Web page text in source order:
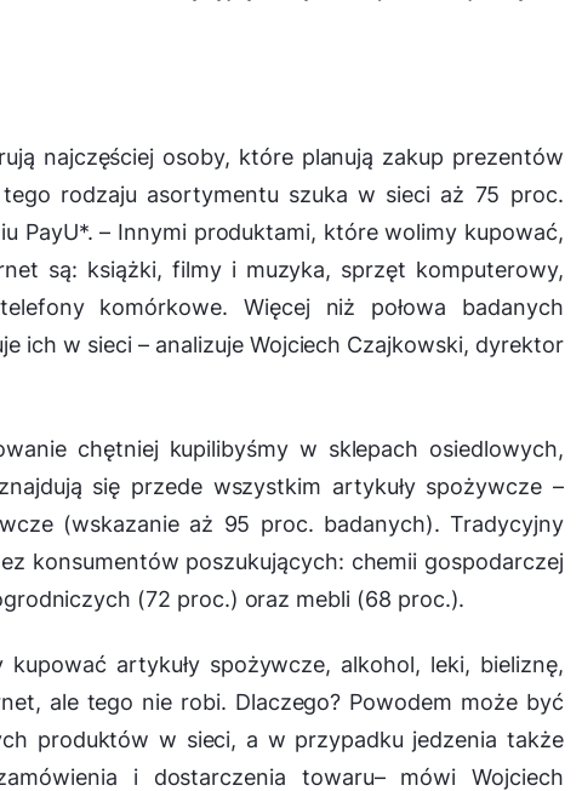
najczęściej osoby, które planują zakup prezentów
rodzaju asortymentu szuka w sieci aż 75 proc.
PayU*. – Innymi produktami, które wolimy kupować,
są: książki, filmy i muzyka, sprzęt komputerowy,
komórkowe. Więcej niż połowa badanych
ich w sieci – analizuje Wojciech Czajkowski, dyrektor
chętniej kupilibyśmy w sklepach osiedlowych,
się przede wszystkim artykuły spożywcze –
(wskazanie aż 95 proc. badanych). Tradycyjny
konsumentów poszukujących: chemii gospodarczej
(72 proc.) oraz mebli (68 proc.).
artykuły spożywcze, alkohol, leki, bieliznę,
ale tego nie robi. Dlaczego? Powodem może być
produktów w sieci, a w przypadku jedzenia także
i dostarczenia towaru– mówi Wojciech